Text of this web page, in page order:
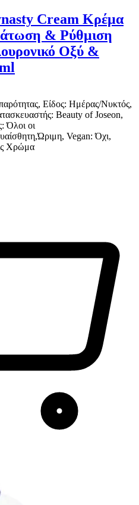
Cream Κρέμα
& Ρύθμιση
Οξύ &
Είδος: Ημέρας/Νυκτός,
Beauty of Joseon,
Όλοι οι
Vegan: Όχι,
Χρώμα